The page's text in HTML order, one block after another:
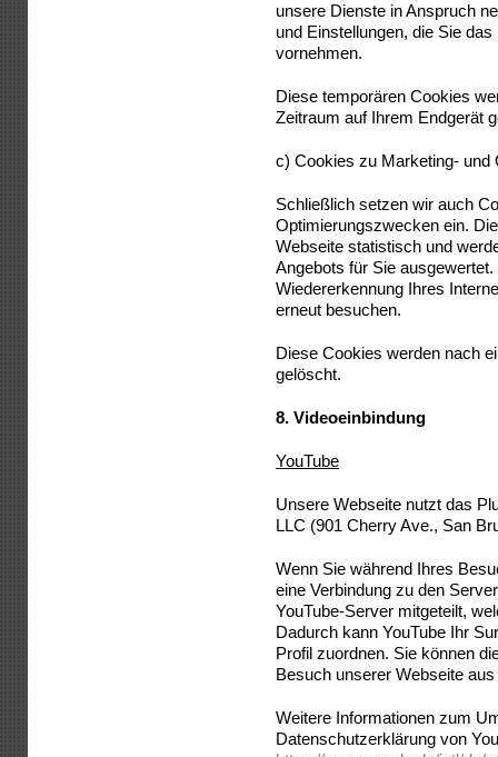
unsere Dienste in Anspruch
und Einstellungen, die Sie
vornehmen.
Diese temporären Cookies
Zeitraum auf Ihrem Endgerät
c) Cookies zu Marketing- und
Schließlich setzen wir auch
Optimierungszwecken ein.
Webseite statistisch und
Angebots für Sie
Wiedererkennung Ihres
erneut besuchen.
Diese Cookies werden nach
gelöscht.
8. Videoeinbindung
YouTube
Unsere Webseite nutzt das
LLC (901 Cherry Ave., San
Wenn Sie während Ihres
eine Verbindung zu den
YouTube-Server mitgeteilt,
Dadurch kann YouTube Ihr
Profil zuordnen. Sie können
Besuch unserer Webseite
Weitere Informationen zum
Datenschutzerklärung von